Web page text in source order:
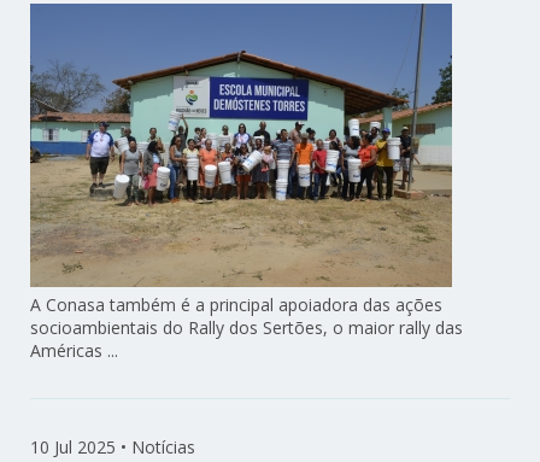
A Conasa também é a principal apoiadora das ações
socioambientais do Rally dos Sertões, o maior rally das
Américas ...
10 Jul 2025 • Notícias